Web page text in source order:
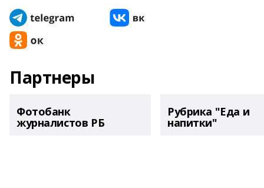
Партнеры
Фотобанк
журналистов РБ
Рубрика "Еда и
напитки"